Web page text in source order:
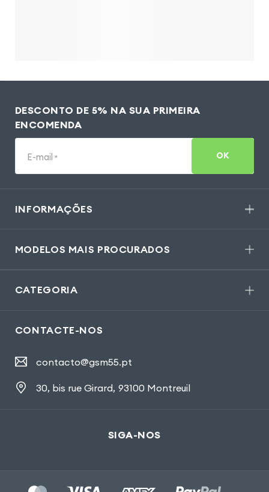
DESCONTO DE 5% NA SUA PRIMEIRA
ENCOMENDA
E-mail * OK
INFORMAÇÕES
MODELOS MAIS PROCURADOS
CATEGORIA
CONTACTE-NOS
contacto@gsm55.pt
30, bis rue Girard, 93100 Montreuil
SIGA-NOS